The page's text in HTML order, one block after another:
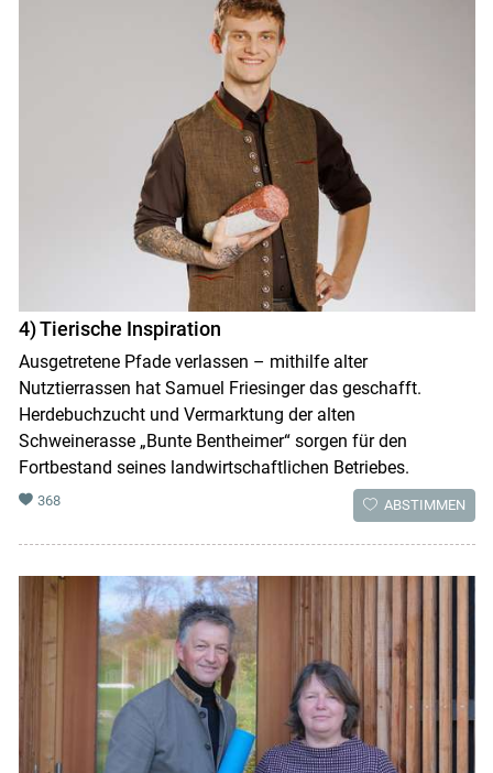
4) Tierische Inspiration
Ausgetretene Pfade verlassen – mithilfe alter
Nutztierrassen hat Samuel Friesinger das geschafft.
Herdebuchzucht und Vermarktung der alten
Schweinerasse „Bunte Bentheimer“ sorgen für den
Fortbestand seines landwirtschaftlichen Betriebes.
368 ABSTIMMEN